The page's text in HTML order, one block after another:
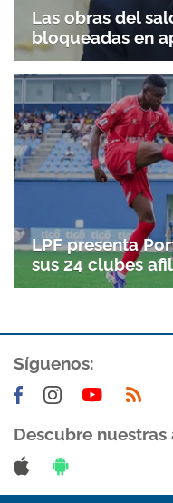
Gracias por
Las obras del
bloqueadas en
LPF presenta
sus 24 clubes
Síguenos:
Descubre nuestras